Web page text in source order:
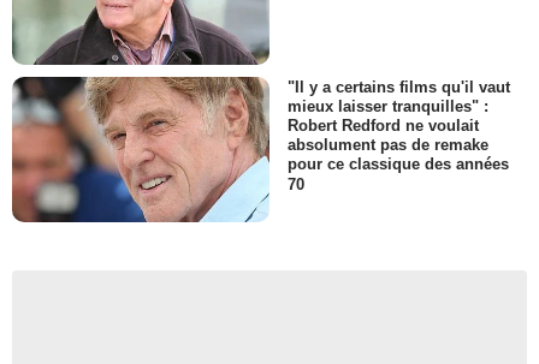
"Il y a certains films qu'il vaut
mieux laisser tranquilles" :
Robert Redford ne voulait
absolument pas de remake
pour ce classique des années
70